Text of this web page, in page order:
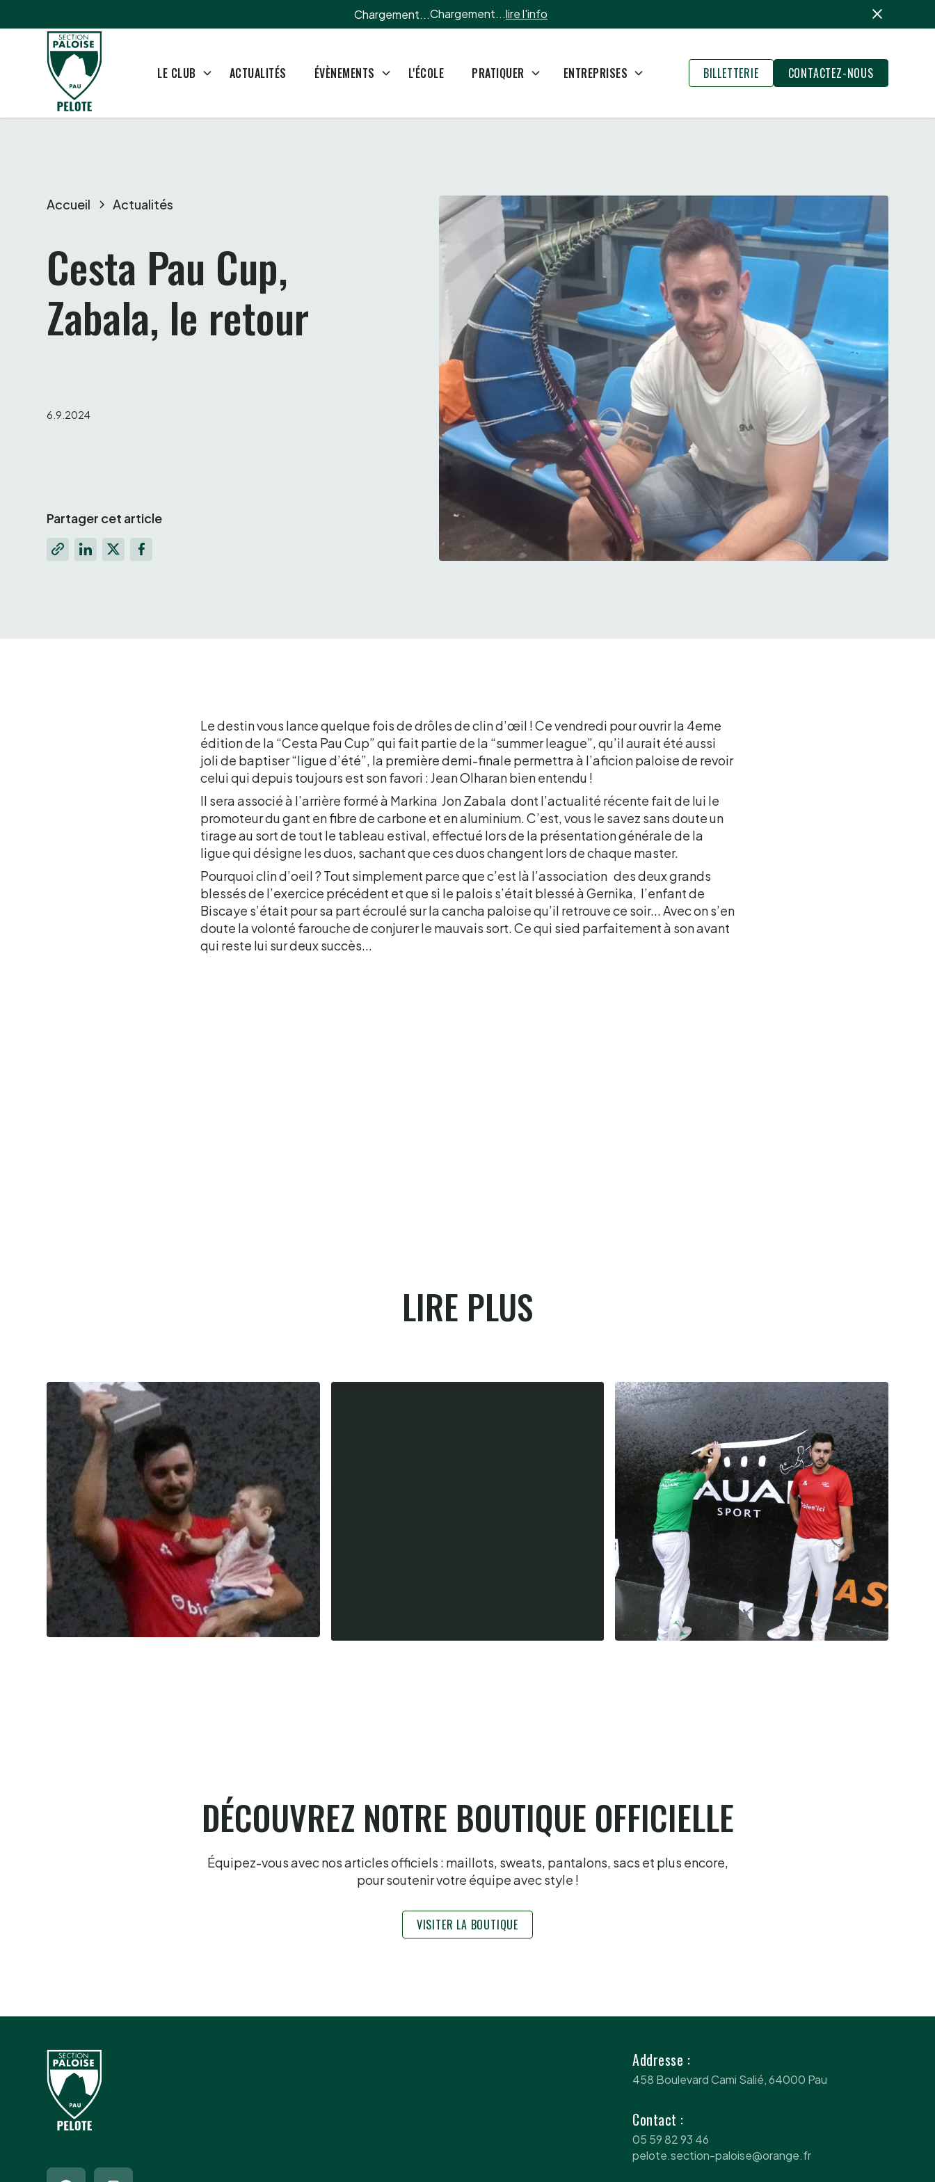
Chargement...Chargement...lire l'info
LE CLUB ACTUALITÉS ÉVÈNEMENTS L'ÉCOLE PRATIQUER ENTREPRISES BILLETTERIE CONTACTEZ-NOUS
Accueil Actualités
Cesta Pau Cup,
Zabala, le retour
6.9.2024
Partager cet article
Le destin vous lance quelque fois de drôles de clin d’œil ! Ce vendredi pour ouvrir la 4eme
édition de la “Cesta Pau Cup” qui fait partie de la “summer league”, qu’il aurait été aussi
joli de baptiser “ligue d’été”, la première demi-finale permettra à l’aficion paloise de revoir
celui qui depuis toujours est son favori : Jean Olharan bien entendu !
Il sera associé à l’arrière formé à Markina Jon Zabala dont l’actualité récente fait de lui le
promoteur du gant en fibre de carbone et en aluminium. C’est, vous le savez sans doute un
tirage au sort de tout le tableau estival, effectué lors de la présentation générale de la
ligue qui désigne les duos, sachant que ces duos changent lors de chaque master.
Pourquoi clin d’oeil ? Tout simplement parce que c’est là l’association des deux grands
blessés de l’exercice précédent et que si le palois s’était blessé à Gernika, l’enfant de
Biscaye s’était pour sa part écroulé sur la cancha paloise qu’il retrouve ce soir... Avec on s’en
doute la volonté farouche de conjurer le mauvais sort. Ce qui sied parfaitement à son avant
qui reste lui sur deux succès...
LIRE PLUS
DÉCOUVREZ NOTRE BOUTIQUE OFFICIELLE
Équipez-vous avec nos articles officiels : maillots, sweats, pantalons, sacs et plus encore,
pour soutenir votre équipe avec style !
VISITER LA BOUTIQUE
Addresse :
458 Boulevard Cami Salié, 64000 Pau
Contact :
05 59 82 93 46
pelote.section-paloise@orange.fr